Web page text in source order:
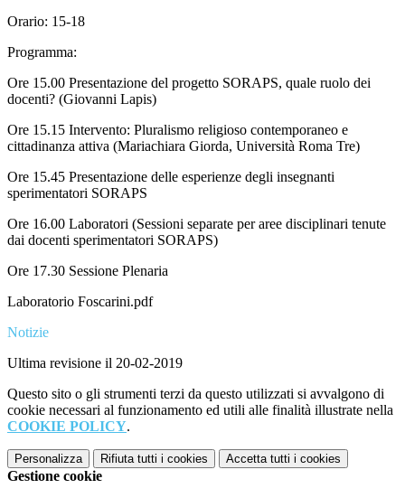
Orario: 15-18
Programma:
Ore 15.00 Presentazione del progetto SORAPS, quale ruolo dei
docenti? (Giovanni Lapis)
Ore 15.15 Intervento: Pluralismo religioso contemporaneo e
cittadinanza attiva (Mariachiara Giorda, Università Roma Tre)
Ore 15.45 Presentazione delle esperienze degli insegnanti
sperimentatori SORAPS
Ore 16.00 Laboratori (Sessioni separate per aree disciplinari tenute
dai docenti sperimentatori SORAPS)
Ore 17.30 Sessione Plenaria
Laboratorio Foscarini.pdf
Notizie
Ultima revisione il 20-02-2019
Questo sito o gli strumenti terzi da questo utilizzati si avvalgono di
cookie necessari al funzionamento ed utili alle finalità illustrate nella
COOKIE POLICY.
Personalizza Rifiuta tutti i cookies Accetta tutti i cookies
Gestione cookie